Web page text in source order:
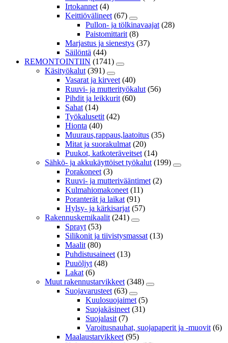
Irtokannet (4)
Keittiövälineet (67)
Pullon- ja tölkinavaajat (28)
Paistomittarit (8)
Marjastus ja sienestys (37)
Säilöntä (44)
REMONTOINTIIN (1741)
Käsityökalut (391)
Vasarat ja kirveet (40)
Ruuvi- ja mutterityökalut (56)
Pihdit ja leikkurit (60)
Sahat (14)
Työkalusetit (42)
Hionta (40)
Muuraus,rappaus,laatoitus (35)
Mitat ja suorakulmat (20)
Puukot, katkoteräveitset (14)
Sähkö- ja akkukäyttöiset työkalut (199)
Porakoneet (3)
Ruuvi- ja mutterivääntimet (2)
Kulmahiomakoneet (11)
Poranterät ja laikat (91)
Hylsy- ja kärkisarjat (57)
Rakennuskemikaalit (241)
Sprayt (53)
Silikonit ja tiivistysmassat (13)
Maalit (80)
Puhdistusaineet (13)
Puuöljyt (48)
Lakat (6)
Muut rakennustarvikkeet (348)
Suojavarusteet (63)
Kuulosuojaimet (5)
Suojakäsineet (31)
Suojalasit (7)
Varoitusnauhat, suojapaperit ja -muovit (6)
Maalaustarvikkeet (95)